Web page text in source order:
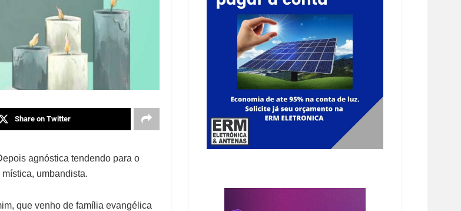
Share on Twitter
agnóstica tendendo para o
umbandista.
que venho de família evangélica